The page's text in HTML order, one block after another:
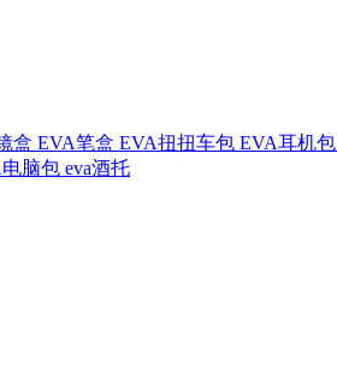
盒 EVA笔盒 EVA扭扭车包 EVA耳机包
脑包 eva酒托